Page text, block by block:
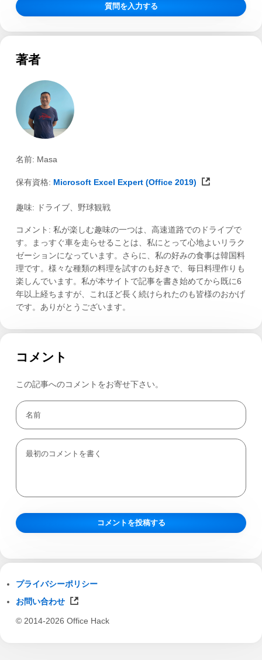
質問を入力する
著者
名前: Masa
保有資格: Microsoft Excel Expert (Office 2019)
趣味: ドライブ、野球観戦
コメント: 私が楽しむ趣味の一つは、高速道路でのドライブで
す。まっすぐ車を走らせることは、私にとって心地よいリラク
ゼーションになっています。さらに、私の好みの食事は韓国料
理です。様々な種類の料理を試すのも好きで、毎日料理作りも
楽しんでいます。私が本サイトで記事を書き始めてから既に6
年以上経ちますが、これほど長く続けられたのも皆様のおかげ
です。ありがとうございます。
コメント
この記事へのコメントをお寄せ下さい。
プライバシーポリシー
お問い合わせ
© 2014-2026 Office Hack